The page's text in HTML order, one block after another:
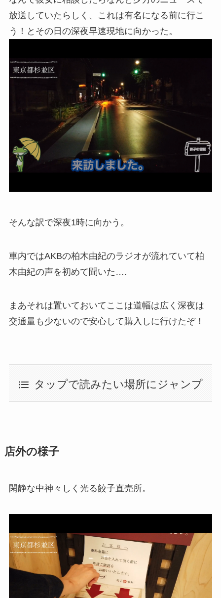
放送していたらしく、これは有名になる前に行こ
う！とその日の深夜早速現地に向かった。
そんな訳で深夜1時に向かう。
車内ではAKBの柏木由紀のラジオが流れていて柏
木由紀の声を初めて聞いた….
まあそれは置いておいてここは道幅は広く深夜は
交通量も少ないので安心して購入しに行けたぞ！
タップで読みたい場所にジャンプ
店外の様子
閑静な中神々しく光る餃子直売所。